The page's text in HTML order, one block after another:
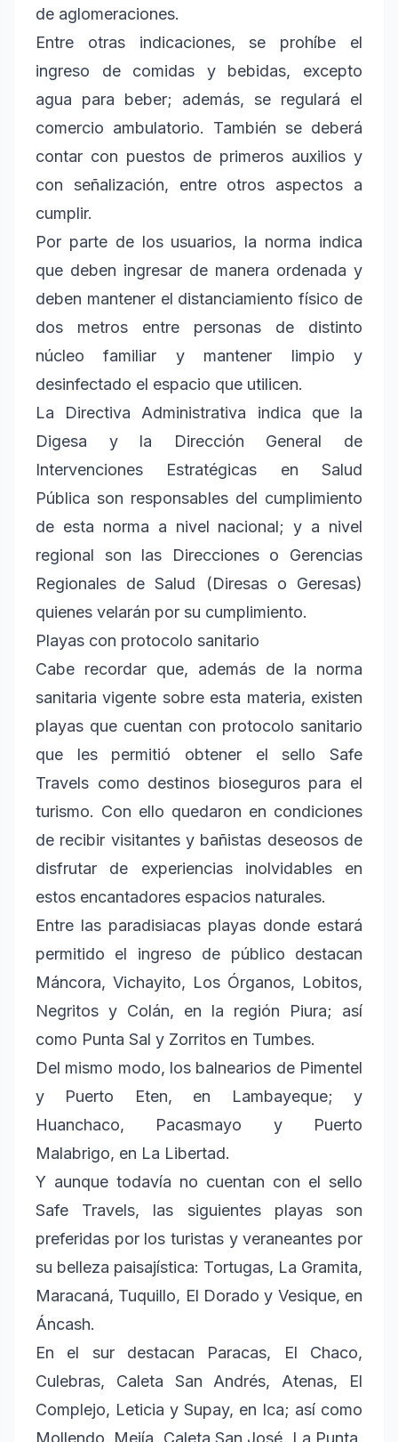
de aglomeraciones.
Entre otras indicaciones, se prohíbe el
ingreso de comidas y bebidas, excepto
agua para beber; además, se regulará el
comercio ambulatorio. También se deberá
contar con puestos de primeros auxilios y
con señalización, entre otros aspectos a
cumplir.
Por parte de los usuarios, la norma indica
que deben ingresar de manera ordenada y
deben mantener el distanciamiento físico de
dos metros entre personas de distinto
núcleo familiar y mantener limpio y
desinfectado el espacio que utilicen.
La Directiva Administrativa indica que la
Digesa y la Dirección General de
Intervenciones Estratégicas en Salud
Pública son responsables del cumplimiento
de esta norma a nivel nacional; y a nivel
regional son las Direcciones o Gerencias
Regionales de Salud (Diresas o Geresas)
quienes velarán por su cumplimiento.
Playas con protocolo sanitario
Cabe recordar que, además de la norma
sanitaria vigente sobre esta materia, existen
playas que cuentan con protocolo sanitario
que les permitió obtener el sello Safe
Travels como destinos bioseguros para el
turismo. Con ello quedaron en condiciones
de recibir visitantes y bañistas deseosos de
disfrutar de experiencias inolvidables en
estos encantadores espacios naturales.
Entre las paradisiacas playas donde estará
permitido el ingreso de público destacan
Máncora, Vichayito, Los Órganos, Lobitos,
Negritos y Colán, en la región Piura; así
como Punta Sal y Zorritos en Tumbes.
Del mismo modo, los balnearios de Pimentel
y Puerto Eten, en Lambayeque; y
Huanchaco, Pacasmayo y Puerto
Malabrigo, en La Libertad.
Y aunque todavía no cuentan con el sello
Safe Travels, las siguientes playas son
preferidas por los turistas y veraneantes por
su belleza paisajística: Tortugas, La Gramita,
Maracaná, Tuquillo, El Dorado y Vesique, en
Áncash.
En el sur destacan Paracas, El Chaco,
Culebras, Caleta San Andrés, Atenas, El
Complejo, Leticia y Supay, en Ica; así como